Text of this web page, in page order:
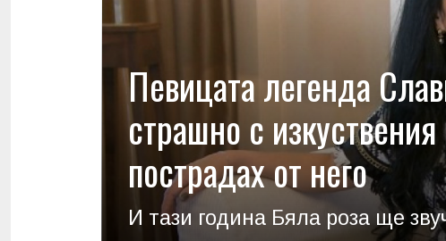
Певицата легенда
страшно с
пострадах от него
И тази година Бяла роза ще